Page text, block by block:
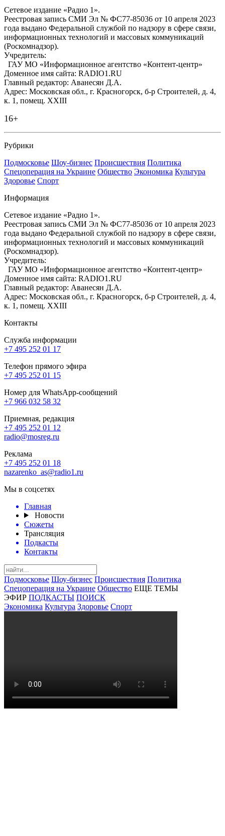
Сетевое издание «Радио 1».
Реестровая запись СМИ Эл № ФС77-85036 от 10 апреля 2023
года выдано Федеральной службой по надзору в сфере связи,
информационных технологий и массовых коммуникаций
(Роскомнадзор).
Учредитель:
ГАУ МО «Информационное агентство «Контент-центр»
Доменное имя сайта: RADIO1.RU
Главный редактор: Аванесян Д.А.
Адрес: Московская обл., г. Красногорск, б-р Строителей, д. 4,
к. 1, помещ. XXIII
16+
Рубрики
Подмосковье Шоу-бизнес Происшествия Политика
Спецоперация на Украине Общество Экономика Культура
Здоровье Спорт
Информация
Сетевое издание «Радио 1».
Реестровая запись СМИ Эл № ФС77-85036 от 10 апреля 2023
года выдано Федеральной службой по надзору в сфере связи,
информационных технологий и массовых коммуникаций
(Роскомнадзор).
Учредитель:
ГАУ МО «Информационное агентство «Контент-центр»
Доменное имя сайта: RADIO1.RU
Главный редактор: Аванесян Д.А.
Адрес: Московская обл., г. Красногорск, б-р Строителей, д. 4,
к. 1, помещ. XXIII
Контакты
Служба информации
+7 495 252 01 17
Телефон прямого эфира
+7 495 252 01 15
Номер для WhatsApp-сообщений
+7 966 032 58 32
Приемная, редакция
+7 495 252 01 12
radio@mosreg.ru
Реклама
+7 495 252 01 18
nazarenko_as@radio1.ru
Мы в соцсетях
Главная
Новости
Сюжеты
Трансляция
Подкасты
Контакты
Подмосковье Шоу-бизнес Происшествия Политика
Спецоперация на Украине Общество ЕЩЕ ТЕМЫ
ЭФИР ПОДКАСТЫ ПОИСК
Экономика Культура Здоровье Спорт